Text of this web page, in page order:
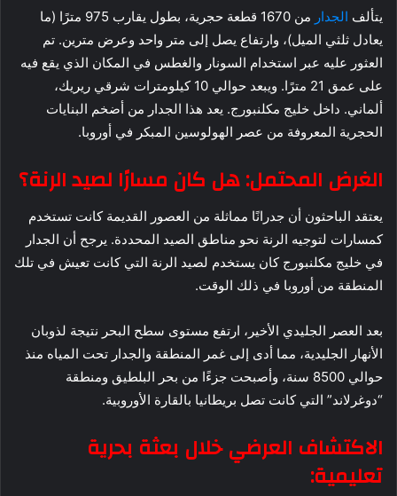
يتألف الجدار
من 1670 قطعة حجرية، بطول يقارب 975 مترًا (ما
يعادل ثلثي الميل)، وارتفاع يصل إلى متر واحد وعرض مترين. تم
العثور عليه عبر استخدام السونار والغطس في المكان الذي يقع فيه
على عمق 21 مترًا. ويبعد حوالي 10 كيلومترات شرقي ريريك،
ألماني. داخل خليج مكلنبورج. يعد هذا الجدار من أضخم البنايات
الحجرية المعروفة من عصر الهولوسين المبكر في أوروبا.
الغرض المحتمل: هل كان مسارًا لصيد الرنة؟
يعتقد الباحثون أن جدرانًا مماثلة من العصور القديمة كانت تستخدم
كمسارات لتوجيه الرنة نحو مناطق الصيد المحددة. يرجح أن الجدار
في خليج مكلنبورج كان يستخدم لصيد الرنة التي كانت تعيش في تلك
المنطقة من أوروبا في ذلك الوقت.
بعد العصر الجليدي الأخير، ارتفع مستوى سطح البحر نتيجة لذوبان
الأنهار الجليدية، مما أدى إلى غمر المنطقة والجدار تحت المياه منذ
حوالي 8500 سنة، وأصبحت جزءًا من بحر البلطيق ومنطقة
“دوغرلاند” التي كانت تصل بريطانيا بالقارة الأوروبية.
الاكتشاف العرضي خلال بعثة بحرية
تعليمية: